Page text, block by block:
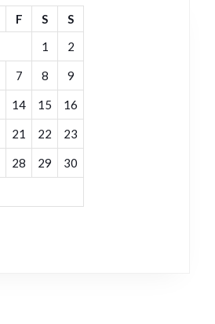
F S
S
1
2
7 8 9
14 15 16
21 22 23
28 29 30